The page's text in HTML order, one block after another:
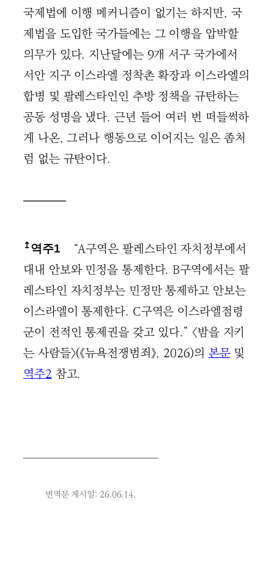
국제법에 이행 메커니즘이 없기는 하지만, 국
제법을 도입한 국가들에는 그 이행을 압박할
의무가 있다. 지난달에는 9개 서구 국가에서
서안 지구 이스라엘 정착촌 확장과 이스라엘의
합병 및 팔레스타인인 추방 정책을 규탄하는
공동 성명을 냈다. 근년 들어 여러 번 떠들썩하
게 나온, 그러나 행동으로 이어지는 일은 좀처
럼 없는 규탄이다.
↥역주1
“A구역은 팔레스타인 자치정부에서
대내 안보와 민정을 통제한다. B구역에서는 팔
레스타인 자치정부는 민정만 통제하고 안보는
이스라엘이 통제한다. C구역은 이스라엘점령
군이 전적인 통제권을 갖고 있다.” 〈밤을 지키
는 사람들〉(《뉴욕전쟁범죄》, 2026)의본문및
역주2참고.
번역문 게시일: 26.06.14.